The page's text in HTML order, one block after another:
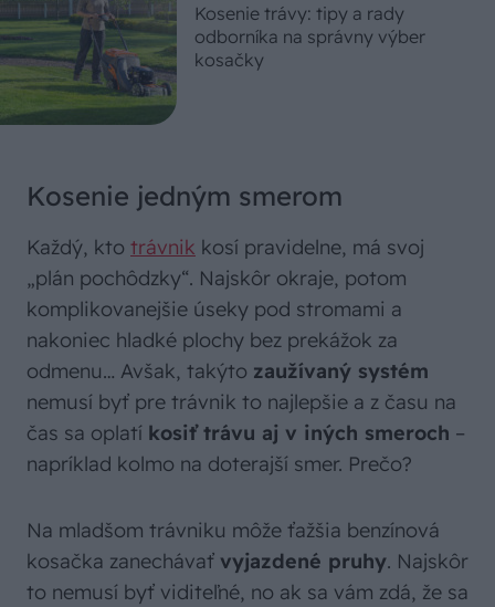
Kosenie trávy: tipy a rady
odborníka na správny výber
kosačky
Kosenie jedným smerom
Každý, kto trávnik kosí pravidelne, má svoj
„plán pochôdzky“. Najskôr okraje, potom
komplikovanejšie úseky pod stromami a
nakoniec hladké plochy bez prekážok za
odmenu… Avšak, takýto zaužívaný systém
nemusí byť pre trávnik to najlepšie a z času na
čas sa oplatí kosiť trávu aj v iných smeroch –
napríklad kolmo na doterajší smer. Prečo?
Na mladšom trávniku môže ťažšia benzínová
kosačka zanechávať vyjazdené pruhy. Najskôr
to nemusí byť viditeľné, no ak sa vám zdá, že sa